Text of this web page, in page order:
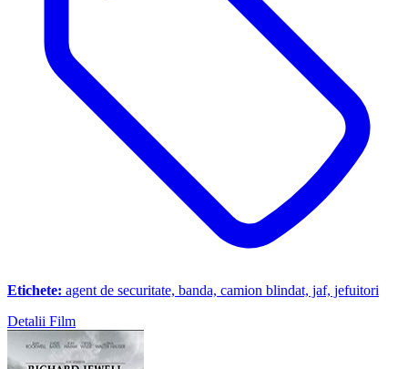
Etichete: agent de securitate, banda, camion blindat, jaf, jefuitori
Detalii Film